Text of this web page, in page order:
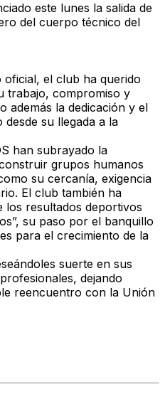
este lunes la salida de
del cuerpo técnico del
el club ha querido
trabajo, compromiso y
además la dedicación y el
su llegada a la
han subrayado la
grupos humanos
su cercanía, exigencia
El club también ha
los resultados deportivos
su paso por el banquillo
para el crecimiento de la
suerte en sus
dejando
reencuentro con la Unión